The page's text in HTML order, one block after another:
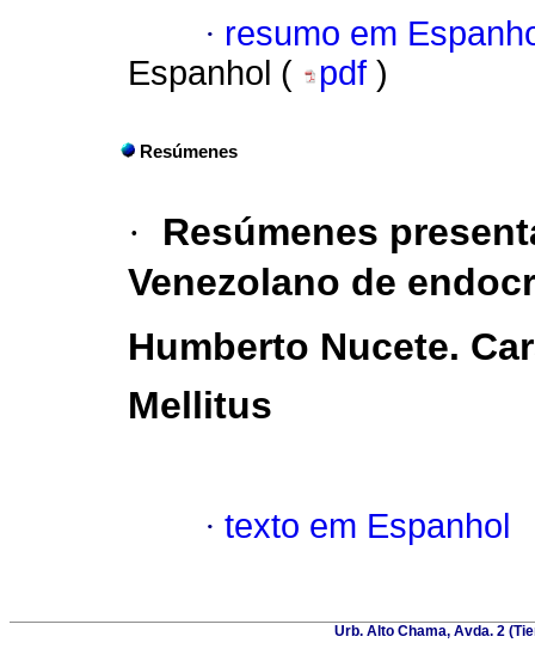
· resumo em
Espanhol (
pdf )
Resúmenes
·
Resúmenes
Venezolano de
Humberto Nucete.
Mellitus
· texto em Espanhol
Urb. Alto Chama, Avda. 2